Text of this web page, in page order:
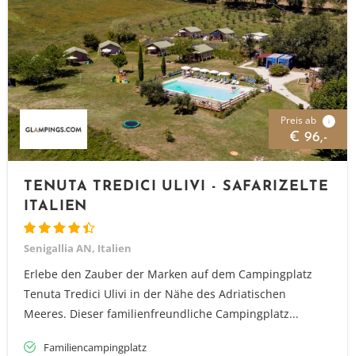
Preis ab i
€ 96,-
TENUTA TREDICI ULIVI - SAFARIZELTE
ITALIEN
Senigallia AN, Italien
Erlebe den Zauber der Marken auf dem Campingplatz
Tenuta Tredici Ulivi in der Nähe des Adriatischen
Meeres. Dieser familienfreundliche Campingplatz...
Familiencampingplatz